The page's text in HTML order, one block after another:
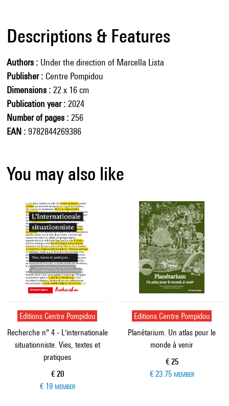
Descriptions & Features
Authors
Under the direction of Marcella Lista
Publisher
Centre Pompidou
Dimensions
22 x 16 cm
Publication year
2024
Number of pages
256
EAN
9782844269386
You may also like
Editions Centre Pompidou
Recherche n° 4 - L'internationale
situationniste. Vies, textes et
pratiques
Current price
€ 20
€ 19 MEMBER
Editions Centre Pompidou
Planétarium. Un atlas pour le
monde à venir
Current price
€ 25
€ 23.75 MEMBER